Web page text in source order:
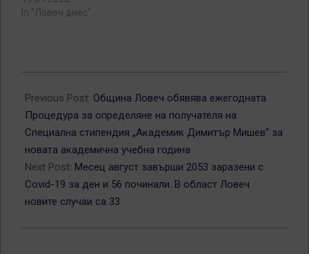
In "Ловеч днес"
08-
31
Previous Post: Община Ловеч обявява ежегодната
Процедура за определяне на получателя на
Специална стипендия „Академик Димитър Мишев“ за
новата академична учебна година
Next Post: Месец август завърши 2053 заразени с
Covid-19 за ден и 56 починали. В област Ловеч
новите случаи са 33